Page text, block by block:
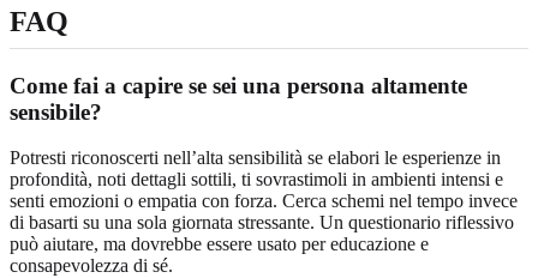
FAQ
Come fai a capire se sei una persona altamente
sensibile?
Potresti riconoscerti nell’alta sensibilità se elabori le esperienze in
profondità, noti dettagli sottili, ti sovrastimoli in ambienti intensi e
senti emozioni o empatia con forza. Cerca schemi nel tempo invece
di basarti su una sola giornata stressante. Un questionario riflessivo
può aiutare, ma dovrebbe essere usato per educazione e
consapevolezza di sé.